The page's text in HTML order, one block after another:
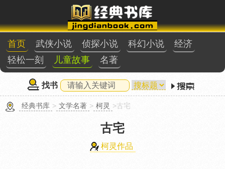
首页 武侠小说 侦探小说 科幻小说
经济
轻松一刻
儿童故事 名著
找书
经典书库 > 文学名著 > 柯灵 >古宅
古宅
柯灵作品